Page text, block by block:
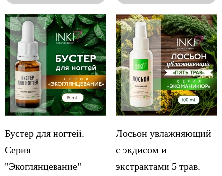
Бустер для ногтей.
Серия
"Экоглянцевание"
Лосьон увлажняющий
с экдисом и
экстрактами 5 трав.